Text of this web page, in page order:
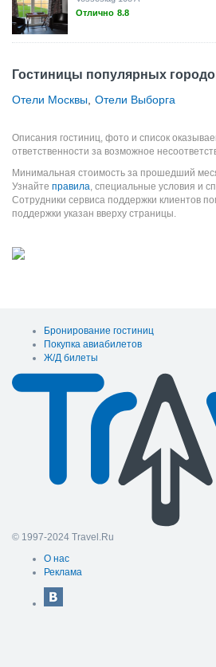
Отлично 8.8
Гостиницы популярных
Отели Москвы Отели Выборга
Описания гостиниц, фото и список
ответственности за возможное
Минимальная стоимость за прошедший
Узнайте правила, специальные условия и
Сотрудники сервиса поддержки клиентов
поддержки указан вверху страницы.
Бронирование гостиниц
Покупка авиабилетов
Ж/Д билеты
© 1997-2024 Travel.Ru
О нас
Реклама